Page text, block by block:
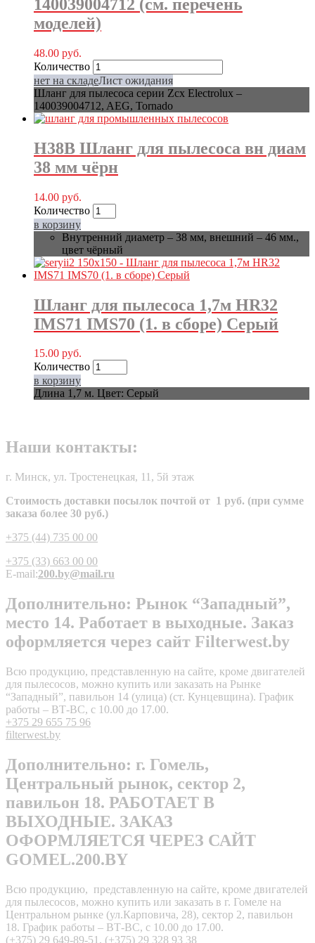
140039004712 (см. перечень
моделей)
48.00 руб.
Количество
нет на складеЛист ожидания
Шланг для пылесоса серии Zcx Electrolux –
140039004712, AEG, Tornado
H38B Шланг для пылесоса вн диам
38 мм чёрн
14.00 руб.
Количество
в корзину
Внутренний диаметр – 38 мм, внешний – 46 мм.,
цвет чёрный
Шланг для пылесоса 1,7м HR32
IMS71 IMS70 (1. в сборе) Серый
15.00 руб.
Количество
в корзину
Длина 1,7 м. Цвет: Серый
Наши контакты:
г. Минск, ул. Тростенецкая, 11, 5й этаж
Стоимость доставки посылок почтой от 1 руб. (при сумме
заказа более 30 руб.)
+375 (44) 735 00 00
+375 (33) 663 00 00
E-mail:200.by@mail.ru
Дополнительно: Рынок “Западный”,
место 14. Работает в выходные. Заказ
оформляется через сайт Filterwest.by
Всю продукцию, представленную на сайте, кроме двигателей
для пылесосов, можно купить или заказать на Рынке
“Западный”, павильон 14 (улица) (ст. Кунцевщина). График
работы – ВТ-ВС, с 10.00 до 17.00.
+375 29 655 75 96
filterwest.by
Дополнительно: г. Гомель,
Центральный рынок, сектор 2,
павильон 18. РАБОТАЕТ В
ВЫХОДНЫЕ. ЗАКАЗ
ОФОРМЛЯЕТСЯ ЧЕРЕЗ САЙТ
GOMEL.200.BY
Всю продукцию, представленную на сайте, кроме двигателей
для пылесосов, можно купить или заказать в г. Гомеле на
Центральном рынке (ул.Карповича, 28), сектор 2, павильон
18. График работы – ВТ-ВС, с 10.00 до 17.00.
(+375) 29 649-89-51 , (+375) 29 328 93 38